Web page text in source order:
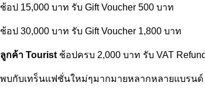
ช้อป 15,000 บาท รับ Gift Voucher 500 บาท
ช้อป 30,000 บาท รับ Gift Voucher 1,800 บาท
ลูกค้า Tourist ช้อปครบ 2,000 บาท รับ VAT
พบกับเทร็นแฟชั่นใหม่ๆมากมายหลากหลายแบรน